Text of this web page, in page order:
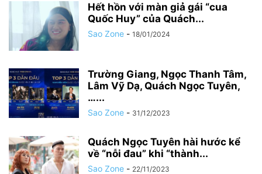
Hết hồn với màn giả gái “cua
Quốc Huy” của Quách...
Sao Zone - 18/01/2024
Trường Giang, Ngọc Thanh Tâm,
Lâm Vỹ Dạ, Quách Ngọc Tuyên,
…...
Sao Zone - 31/12/2023
Quách Ngọc Tuyên hài hước kể
về “nỗi đau” khi “thành...
Sao Zone - 22/11/2023